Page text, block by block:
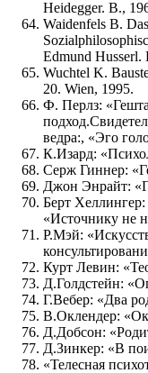
Heidegger. В.,
Waidenfels В.
Edmund Husserl.
Wuchtel K.
20. Wien, 1995.
Ф. Перлз:
ведра:, «Эго
К.Изард:
Серж Гиннер:
Джон Энрайт:
Берт Хеллингер:
«Источнику не
Р.Мэй:
Курт Левин:
Д.Голдстейн:
Г.Вебер: «Два
В.Оклендер:
Д.Добсон:
Д.Зинкер: «В
«Телесная